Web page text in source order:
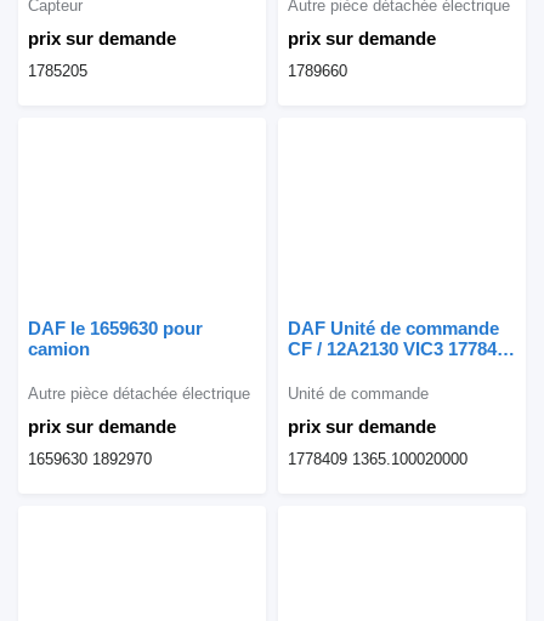
prix sur demande
Capteur
1785205
prix sur demande
Autre pièce détachée électrique
1789660
DAF le 1659630 pour
camion
prix sur demande
Autre pièce détachée électrique
1659630 1892970
DAF Unité de commande
CF / 12A2130 VIC3 1778409
prix sur demande
Unité de commande
1778409 1365.100020000